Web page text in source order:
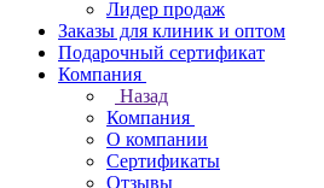
Лидер продаж
Заказы для клиник и оптом
Подарочный сертификат
Компания
Назад
Компания
О компании
Сертификаты
Отзывы